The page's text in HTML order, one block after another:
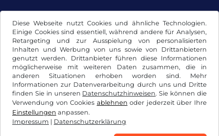
Diese Webseite nutzt Cookies und ähnliche Technologien.
Einige Cookies sind essentiell, während andere für Analysen,
Retargeting und zur Ausspielung von personalisierten
Inhalten und Werbung von uns sowie von Drittanbietern
genutzt werden. Drittanbieter führen diese Informationen
möglicherweise mit weiteren Daten zusammen, die in
anderen Situationen erhoben worden sind. Mehr
Informationen zur Datenverarbeitung durch uns und Dritte
finden Sie in unseren Datenschutzhinweisen. Sie können die
Verwendung von Cookies ablehnen oder jederzeit über Ihre
Einstellungen anpassen.
Impressum | Datenschutzerklärung
Facebook Instagram
AGB / Widerrufsrecht
Datenschutzerklärung